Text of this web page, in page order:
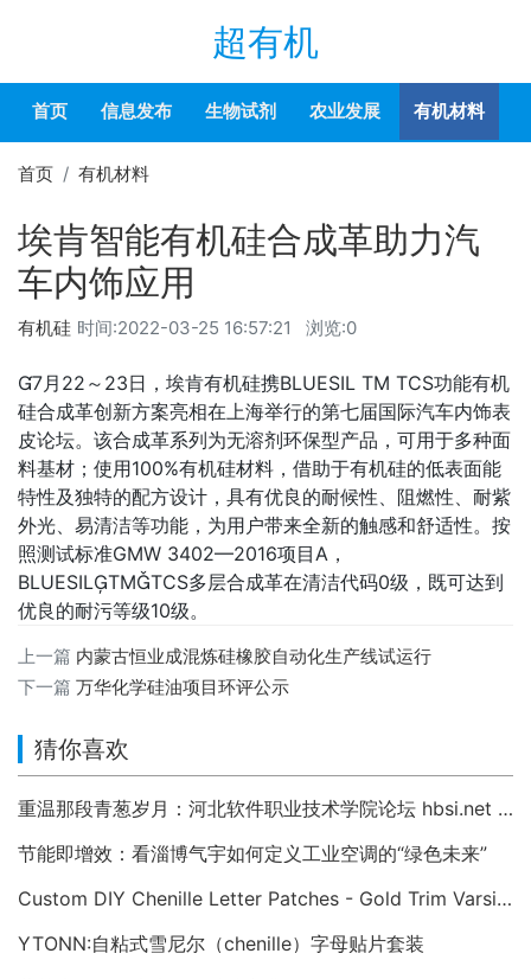
超有机
首页 信息发布 生物试剂 农业发展 有机材料
首页 有机材料
埃肯智能有机硅合成革助力汽
车内饰应用
时间:2022-03-25 16:57:21 浏览:0
有机硅
7月22～23日，埃肯有机硅携BLUESIL TM TCS功能有机
硅合成革创新方案亮相在上海举行的第七届国际汽车内饰表
皮论坛。该合成革系列为无溶剂环保型产品，可用于多种面
料基材；使用100%有机硅材料，借助于有机硅的低表面能
特性及独特的配方设计，具有优良的耐候性、阻燃性、耐紫
外光、易清洁等功能，为用户带来全新的触感和舒适性。按
照测试标准GMW 3402—2016项目A，
BLUESILTMTCS多层合成革在清洁代码0级，既可达到
优良的耐污等级10级。
上一篇 内蒙古恒业成混炼硅橡胶自动化生产线试运行
下一篇 万华化学硅油项目环评公示
猜你喜欢
重温那段青葱岁月：河北软件职业技术学院论坛 hbsi.net —— 2007 年至今的校园数字记忆
节能即增效：看淄博气宇如何定义工业空调的“绿色未来”
Custom DIY Chenille Letter Patches - Gold Trim Varsity Alphabet Appliques
YTONN:自粘式雪尼尔（chenille）字母贴片套装